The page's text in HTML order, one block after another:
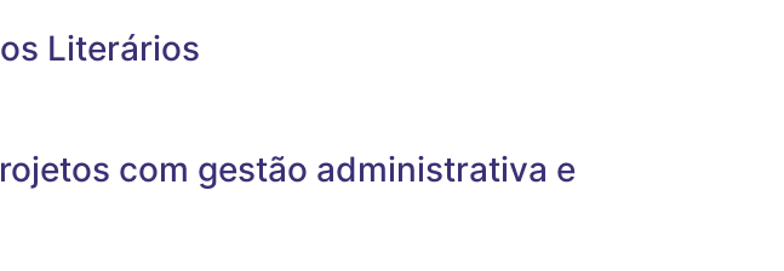
Literários
com gestão administrativa e